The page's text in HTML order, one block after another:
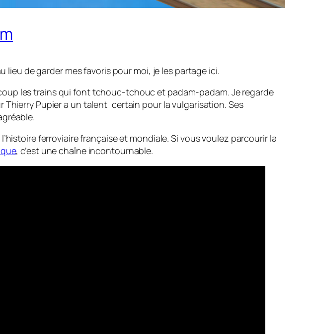
de garder mes favoris pour moi, je les partage ici.
les trains qui font tchouc-tchouc et padam-padam. Je regarde
Thierry Pupier a un talent certain pour la vulgarisation. Ses
ferroviaire française et mondiale. Si vous voulez parcourir la
, c’est une chaîne incontournable.